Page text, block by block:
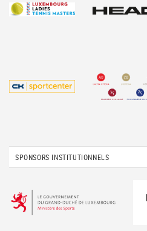
SPONSORS INSTITUTIONNELS